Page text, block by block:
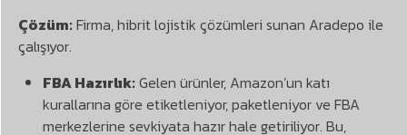
Çözüm: Firma, hibrit lojistik çözümleri sunan Aradepo ile
çalışıyor.
FBA Hazırlık: Gelen ürünler, Amazon’un katı
kurallarına göre etiketleniyor, paketleniyor ve FBA
merkezlerine sevkiyata hazır hale getiriliyor. Bu,